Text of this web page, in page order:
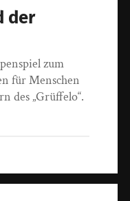
der
zum
für Menschen
des „Grüffelo“.